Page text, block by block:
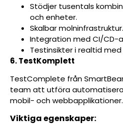
Stödjer tusentals
och enheter.
Skalbar molninfrastruktur.
Integration med CI/CD-
Testinsikter i realtid
6. TestKomplett
TestComplete från
team att utföra
mobil- och webbapplikationer.
Viktiga egenskaper: